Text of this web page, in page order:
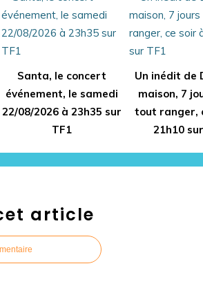
Santa, le concert
événement, le samedi
22/08/2026 à 23h35 sur
TF1
Un inédit de
maison, 7
tout ranger,
21h10
article